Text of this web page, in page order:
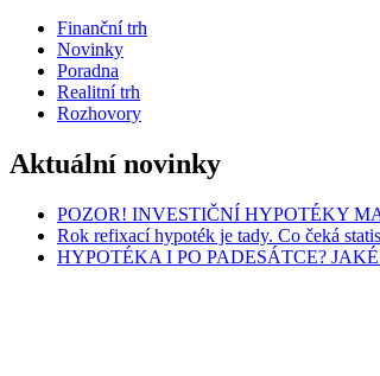
Finanční trh
Novinky
Poradna
Realitní trh
Rozhovory
Aktuální novinky
POZOR! INVESTIČNÍ HYPOTÉKY
Rok refixací hypoték je tady. Co čeká
HYPOTÉKA I PO PADESÁTCE?